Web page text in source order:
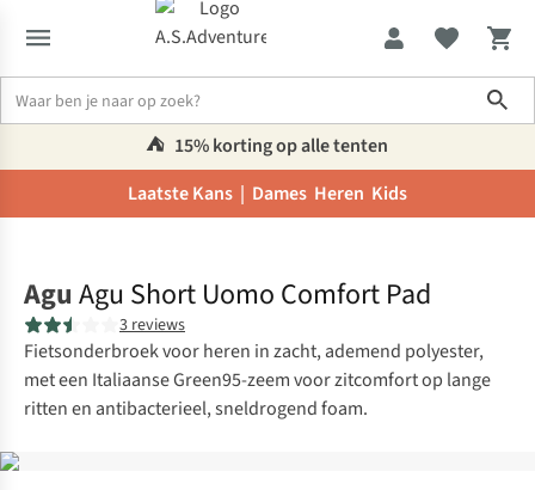
⛺️ 15% korting op alle tenten
Laatste Kans | Dames Heren Kids
Agu Agu Short Uomo Comfort Pad
3 reviews
Fietsonderbroek voor heren in zacht, ademend polyester,
met een Italiaanse Green95-zeem voor zitcomfort op lange
ritten en antibacterieel, sneldrogend foam.